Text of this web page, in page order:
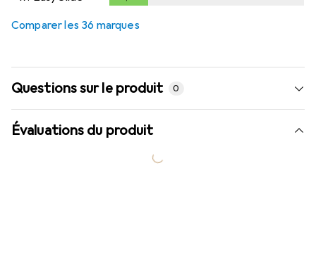
Comparer les 36 marques
Questions sur le produit 0
Évaluations du produit